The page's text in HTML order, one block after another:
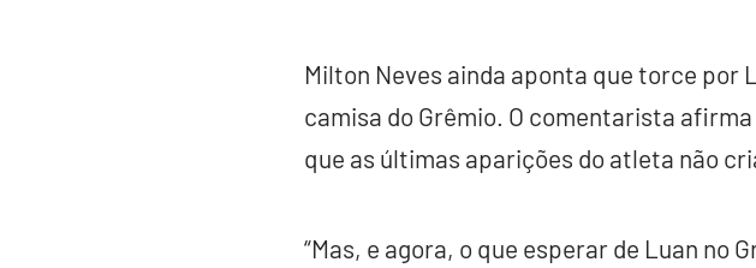
Milton Neves ainda aponta que torce por
camisa do Grêmio. O comentarista
que as últimas aparições do atleta não
“Mas, e agora, o que esperar de Luan no